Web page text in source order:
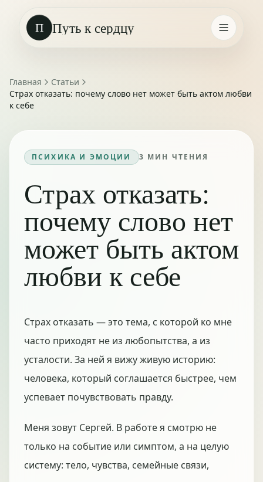
П Путь к сердцу
Главная
Статьи
Страх отказать: почему слово нет может быть актом любви
к себе
ПСИХИКА И ЭМОЦИИ 3 МИН ЧТЕНИЯ
Страх отказать:
почему слово нет
может быть актом
любви к себе
Страх отказать — это тема, с которой ко мне
часто приходят не из любопытства, а из
усталости. За ней я вижу живую историю:
человека, который соглашается быстрее, чем
успевает почувствовать правду.
Меня зовут Сергей. В работе я смотрю не
только на событие или симптом, а на целую
систему: тело, чувства, семейные связи,